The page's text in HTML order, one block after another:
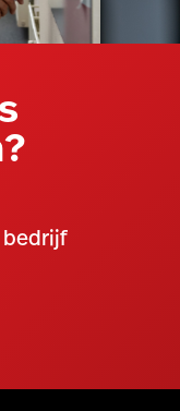
bedrijf